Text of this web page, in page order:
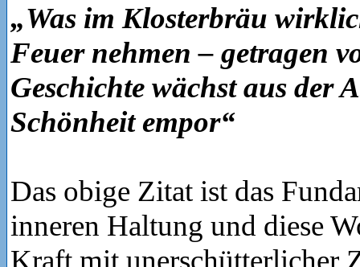
„Was im Klosterbräu
Feuer nehmen – getragen
Geschichte wächst aus der
Schönheit empor“
Das obige Zitat ist das
inneren Haltung und diese
Kraft mit unerschütterlicher